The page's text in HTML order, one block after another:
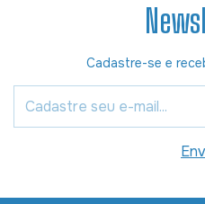
Cadastre-se e